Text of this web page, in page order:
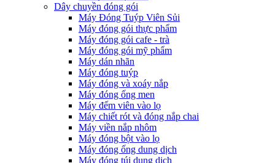
Dây chuyền đóng gói
Máy Đóng Tuýp Viên Sủi
Máy đóng gói thực phẩm
Máy đóng gói cafe - trà
Máy đóng gói mỹ phẩm
Máy dán nhãn
Máy đóng tuýp
Máy đóng và xoáy nắp
Máy đóng ống men
Máy đếm viên vào lọ
Máy chiết rót và đóng nắp chai
Máy viền nắp nhôm
Máy đóng bột vào lọ
Máy đóng ống dung dịch
Máy đóng túi dung dịch